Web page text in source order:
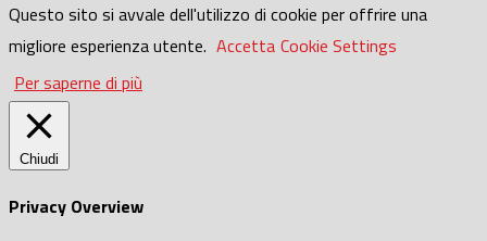
Questo sito si avvale dell'utilizzo di cookie per offrire una
migliore esperienza utente. Accetta Cookie Settings
Per saperne di più
Chiudi
Privacy Overview